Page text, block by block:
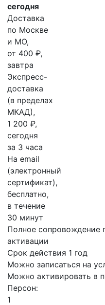
сегодня
Доставка
по Москве
и МО,
от 400 ₽,
завтра
Экспресс-
доставка
(в пределах
МКАД),
1 200 ₽,
сегодня
за 3 часа
На email
(электронный
сертификат),
бесплатно,
в течение
30 минут
Полное сопровождение
активации
Срок действия 1 год
Можно записаться на
Можно активировать в
Персон:
1